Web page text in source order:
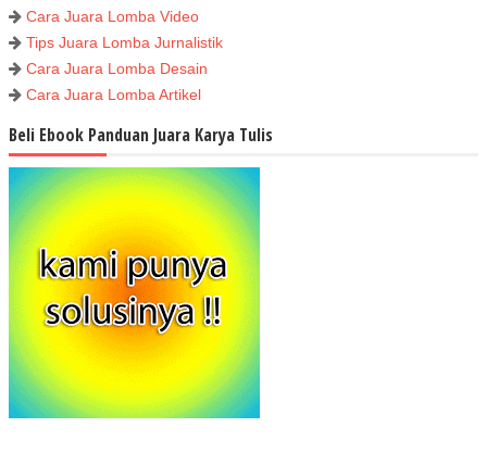
Cara Juara Lomba Video
Tips Juara Lomba Jurnalistik
Cara Juara Lomba Desain
Cara Juara Lomba Artikel
Beli Ebook Panduan Juara Karya Tulis